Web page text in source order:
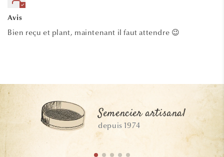
Avis
Bien reçu et plant, maintenant il faut attendre 😉
Semencier artisanal
depuis 1974